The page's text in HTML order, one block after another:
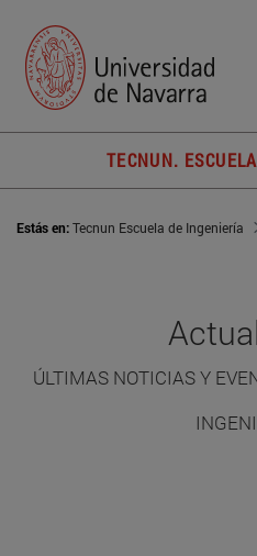
TECNUN.
Estás en:Tecnun Escuela de Ingeniería
ÚLTIMAS NOTICIAS Y